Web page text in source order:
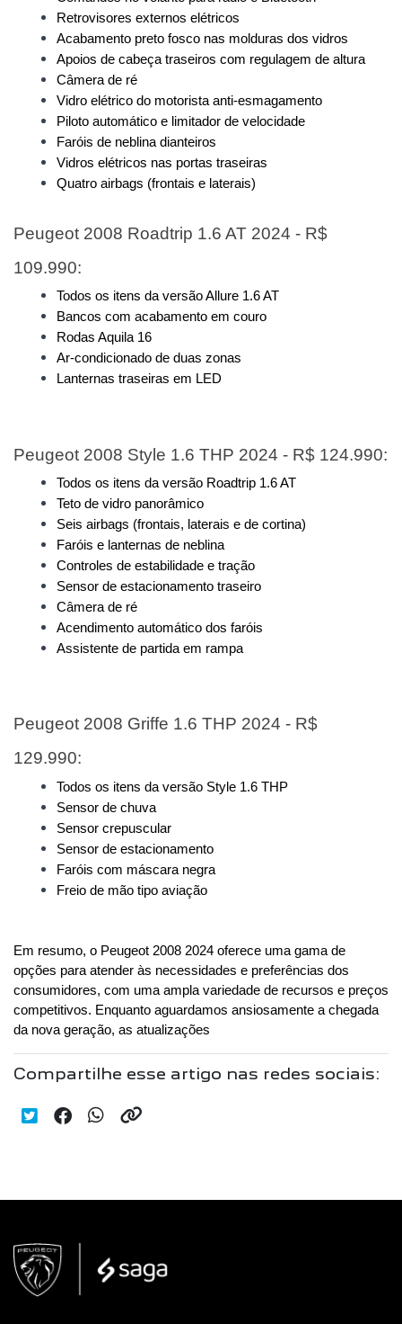
Retrovisores externos elétricos
Acabamento preto fosco nas molduras dos vidros
Apoios de cabeça traseiros com regulagem de altura
Câmera de ré
Vidro elétrico do motorista anti-esmagamento
Piloto automático e limitador de velocidade
Faróis de neblina dianteiros
Vidros elétricos nas portas traseiras
Quatro airbags (frontais e laterais)
Peugeot 2008 Roadtrip 1.6 AT 2024 - R$
109.990:
Todos os itens da versão Allure 1.6 AT
Bancos com acabamento em couro
Rodas Aquila 16
Ar-condicionado de duas zonas
Lanternas traseiras em LED
Peugeot 2008 Style 1.6 THP 2024 - R$ 124.990:
Todos os itens da versão Roadtrip 1.6 AT
Teto de vidro panorâmico
Seis airbags (frontais, laterais e de cortina)
Faróis e lanternas de neblina
Controles de estabilidade e tração
Sensor de estacionamento traseiro
Câmera de ré
Acendimento automático dos faróis
Assistente de partida em rampa
Peugeot 2008 Griffe 1.6 THP 2024 - R$
129.990:
Todos os itens da versão Style 1.6 THP
Sensor de chuva
Sensor crepuscular
Sensor de estacionamento
Faróis com máscara negra
Freio de mão tipo aviação
Em resumo, o Peugeot 2008 2024 oferece uma gama de
opções para atender às necessidades e preferências dos
consumidores, com uma ampla variedade de recursos e preços
competitivos. Enquanto aguardamos ansiosamente a chegada
da nova geração, as atualizações
Compartilhe esse artigo nas redes sociais: